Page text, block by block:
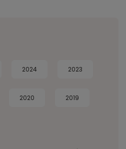
2024 2023
2020 2019